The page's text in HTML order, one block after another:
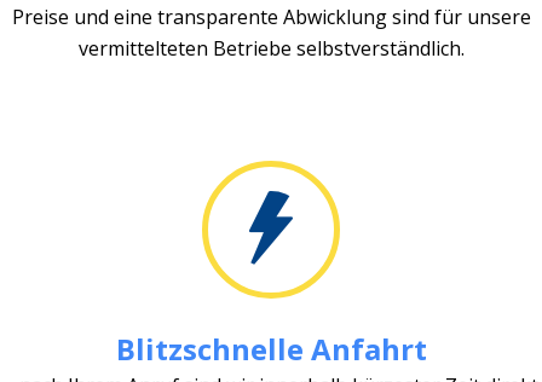
Preise und eine transparente Abwicklung sind für unsere
vermittelteten Betriebe selbstverständlich.
Blitzschnelle Anfahrt